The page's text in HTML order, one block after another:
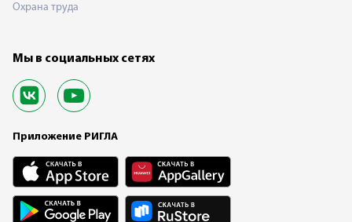
Охрана труда
Мы в социальных сетях
Приложение РИГЛА